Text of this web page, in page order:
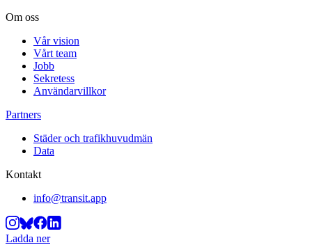
Om oss
Vår vision
Vårt team
Jobb
Sekretess
Användarvillkor
Partners
Städer och trafikhuvudmän
Data
Kontakt
info@transit.app
Ladda ner